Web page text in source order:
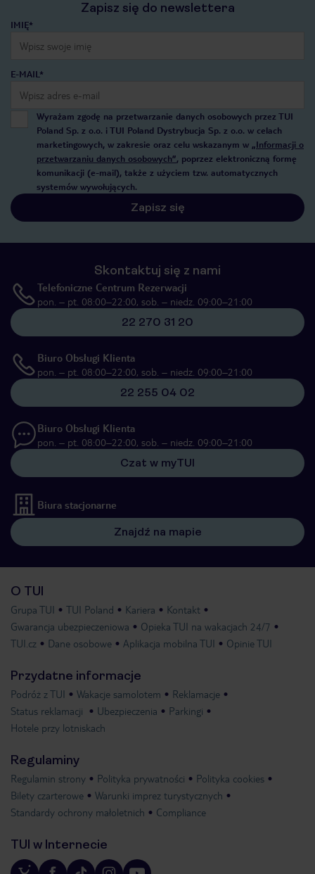
Zapisz się do newslettera
IMIĘ*
E-MAIL*
Wyrażam zgodę na przetwarzanie danych osobowych przez TUI
Poland Sp. z o.o. i TUI Poland Dystrybucja Sp. z o.o. w celach
marketingowych, w zakresie oraz celu wskazanym w „Informacji o
przetwarzaniu danych osobowych”, poprzez elektroniczną formę
komunikacji (e-mail), także z użyciem tzw. automatycznych
systemów wywołujących.
Zapisz się
Skontaktuj się z nami
Telefoniczne Centrum Rezerwacji
pon. – pt. 08:00–22:00, sob. – niedz. 09:00–21:00
22 270 31 20
Biuro Obsługi Klienta
pon. – pt. 08:00–22:00, sob. – niedz. 09:00–21:00
22 255 04 02
Biuro Obsługi Klienta
pon. – pt. 08:00–22:00, sob. – niedz. 09:00–21:00
Czat w myTUI
Biura stacjonarne
Znajdź na mapie
O TUI
Grupa TUI TUI Poland Kariera
Kontakt
Gwarancja ubezpieczeniowa
Opieka TUI na wakacjach 24/7
TUI.cz
Dane osobowe Aplikacja mobilna TUI Opinie TUI
Przydatne informacje
Podróż z TUI Wakacje samolotem
Reklamacje
Status reklamacji
Ubezpieczenia
Parkingi
Hotele przy lotniskach
Regulaminy
Regulamin strony Polityka prywatności
Polityka cookies
Bilety czarterowe
Warunki imprez turystycznych
Standardy ochrony małoletnich
Compliance
TUI w Internecie